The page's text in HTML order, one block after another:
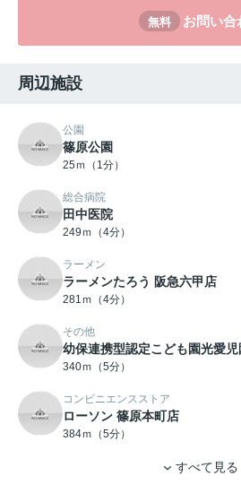
無料 お問い合
周辺施設
公園
篠原公園
25ｍ（1分）
総合病院
田中医院
249ｍ（4分）
ラーメン
ラーメンたろう 阪急六甲店
281ｍ（4分）
その他
幼保連携型認定こども園光愛児
340ｍ（5分）
コンビニエンスストア
ローソン 篠原本町店
384ｍ（5分）
すべて見る